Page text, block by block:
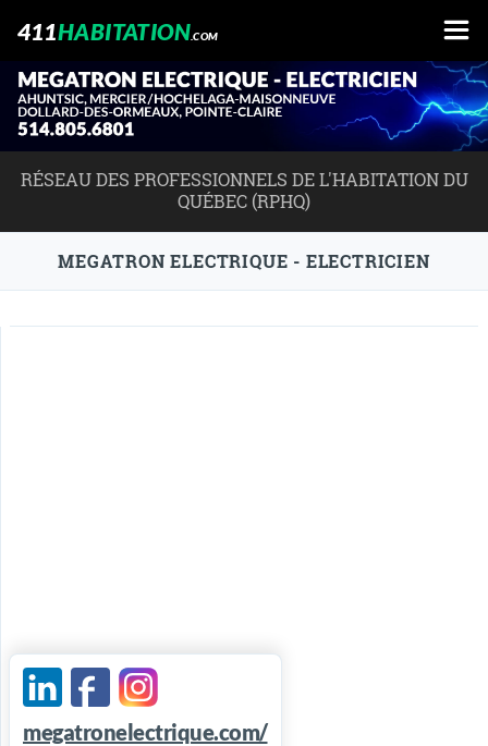
411HABITATION.COM
RÉSEAU DES PROFESSIONNELS DE L'HABITATION DU
QUÉBEC (RPHQ)
MEGATRON ELECTRIQUE - ELECTRICIEN
megatronelectrique.com/